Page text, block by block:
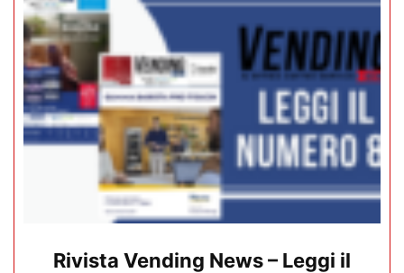
Rivista Vending News – Leggi il